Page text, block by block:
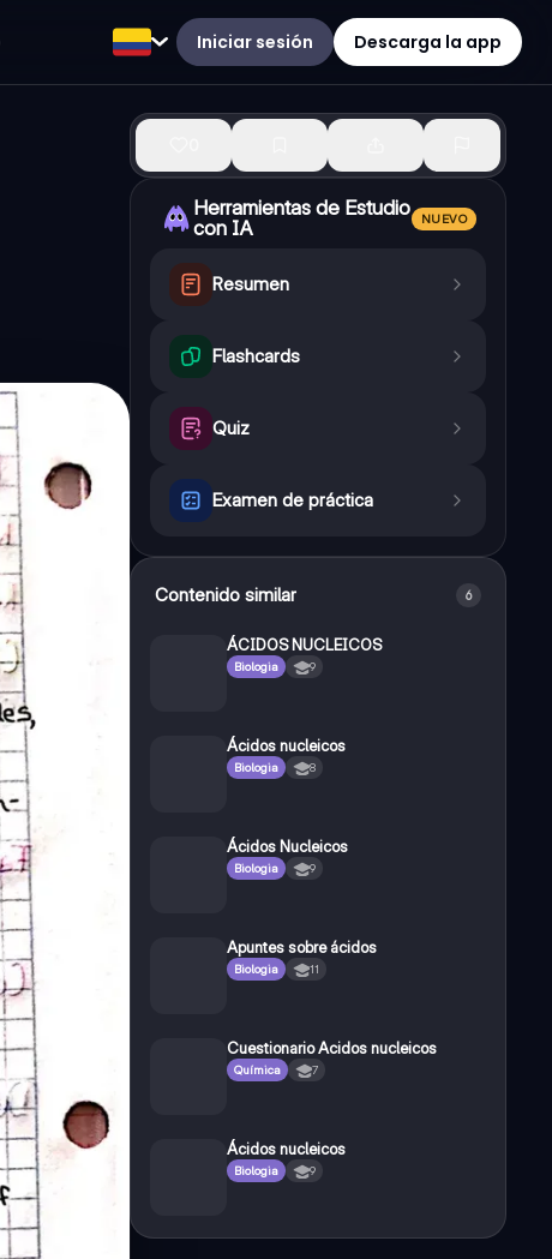
Iniciar sesión Descarga la app
Herramientas de Estudio
con IA
NUEVO
Resumen
Flashcards
Quiz
Examen de práctica
Contenido similar 6
ÁCIDOS NUCLEICOS
Biologia 9
Ácidos nucleicos
Biologia 8
Ácidos Nucleicos
Biologia 9
Apuntes sobre ácidos
Biologia 11
Cuestionario Acidos nucleicos
Química 7
Ácidos nucleicos
Biologia 9